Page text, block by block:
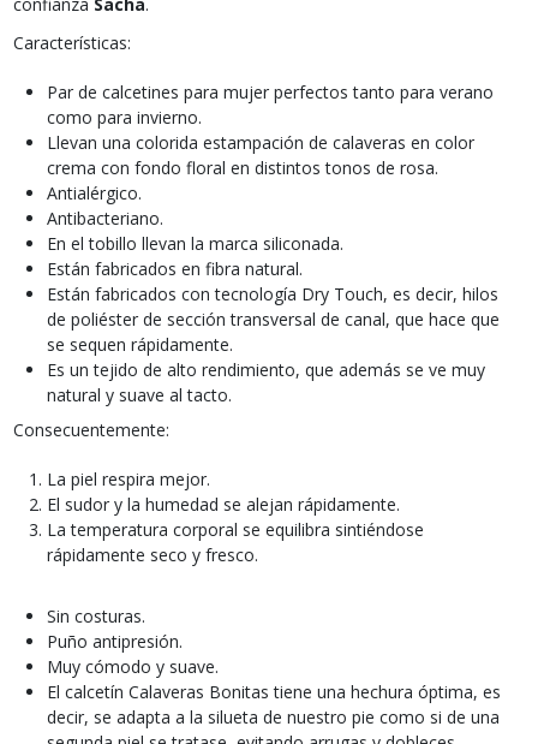
Características:
Par de calcetines para mujer perfectos tanto para verano
como para invierno.
Llevan una colorida estampación de calaveras en color
crema con fondo floral en distintos tonos de rosa.
Antialérgico.
Antibacteriano.
En el tobillo llevan la marca siliconada.
Están fabricados en fibra natural.
Están fabricados con tecnología Dry Touch, es decir, hilos
de poliéster de sección transversal de canal, que hace que
se sequen rápidamente.
Es un tejido de alto rendimiento, que además se ve muy
natural y suave al tacto.
Consecuentemente:
La piel respira mejor.
El sudor y la humedad se alejan rápidamente.
La temperatura corporal se equilibra sintiéndose
rápidamente seco y fresco.
Sin costuras.
Puño antipresión.
Muy cómodo y suave.
El calcetín Calaveras Bonitas tiene una hechura óptima, es
decir, se adapta a la silueta de nuestro pie como si de una